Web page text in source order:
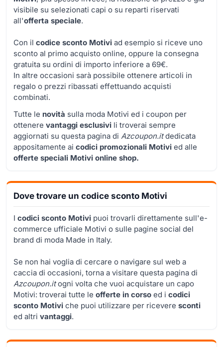
visibile su selezionati capi o su reparti riservati
all'offerta speciale.
Con il codice sconto Motivi ad esempio si riceve uno
sconto al primo acquisto online, oppure la consegna
gratuita su ordini di importo inferiore a 69€.
In altre occasioni sarà possibile ottenere articoli in
regalo o prezzi ribassati effettuando acquisti
combinati.
Tutte le novità sulla moda Motivi ed i coupon per
ottenere vantaggi esclusivi li troverai sempre
aggiornati su questa pagina di Azcoupon.itdedicata
appositamente ai codici promozionali Motivi ed alle
offerte speciali Motivi online shop.
Dove trovare un codice sconto Motivi
I codici sconto Motivi puoi trovarli direttamente sull'e-
commerce ufficiale Motivi o sulle pagine social del
brand di moda Made in Italy.
Se non hai voglia di cercare o navigare sul web a
caccia di occasioni, torna a visitare questa pagina di
Azcoupon.itogni volta che vuoi acquistare un capo
Motivi: troverai tutte le offerte in corso ed i codici
sconto Motivi che puoi utilizzare per ricevere sconti
ed altri vantaggi.